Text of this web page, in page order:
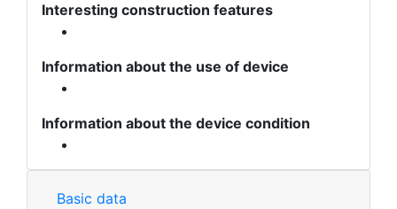
Interesting construction features
Information about the use of device
Information about the device condition
Basic data